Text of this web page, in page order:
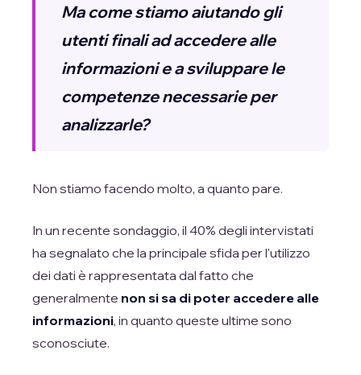
Ma come stiamo aiutando gli
utenti finali ad accedere alle
informazioni e a sviluppare le
competenze necessarie per
analizzarle?
Non stiamo facendo molto, a quanto pare.
In un recente sondaggio, il 40% degli intervistati
ha segnalato che la principale sfida per l'utilizzo
dei dati è rappresentata dal fatto che
generalmente non si sa di poter accedere alle
informazioni, in quanto queste ultime sono
sconosciute.